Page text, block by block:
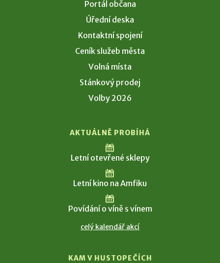
Portál občana
Úřední deska
Kontaktní spojení
Ceník služeb města
Volná místa
Stánkový prodej
Volby 2026
AKTUÁLNĚ PROBÍHÁ
Letní otevřené sklepy
Letní kino na Amfiku
Povídání o víně s vínem
celý kalendář akcí
KAM V HUSTOPEČÍCH